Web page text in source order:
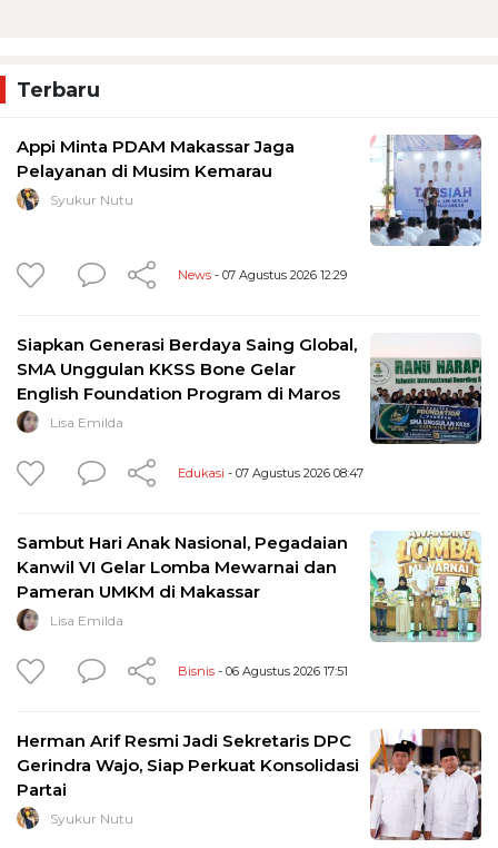
Terbaru
Appi Minta PDAM Makassar Jaga
Pelayanan di Musim Kemarau
Syukur Nutu
News - 07 Agustus 2026 12:29
Siapkan Generasi Berdaya Saing Global,
SMA Unggulan KKSS Bone Gelar
English Foundation Program di Maros
Lisa Emilda
Edukasi - 07 Agustus 2026 08:47
Sambut Hari Anak Nasional, Pegadaian
Kanwil VI Gelar Lomba Mewarnai dan
Pameran UMKM di Makassar
Lisa Emilda
Bisnis - 06 Agustus 2026 17:51
Herman Arif Resmi Jadi Sekretaris DPC
Gerindra Wajo, Siap Perkuat Konsolidasi
Partai
Syukur Nutu